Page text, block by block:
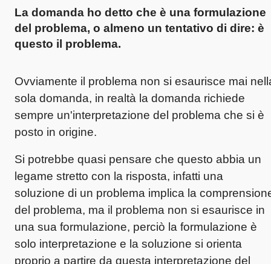
La domanda ho detto che è una formulazione
del problema, o almeno un tentativo di dire: è
questo il problema.
Ovviamente il problema non si esaurisce mai
sola domanda, in realtà la domanda richiede
sempre un'interpretazione del problema che si è
posto in origine.
Si potrebbe quasi pensare che questo abbia un
legame stretto con la risposta, infatti una
soluzione di un problema implica la
del problema, ma il problema non si esaurisce in
una sua formulazione, perciò la formulazione è
solo interpretazione e la soluzione si orienta
proprio a partire da questa interpretazione del